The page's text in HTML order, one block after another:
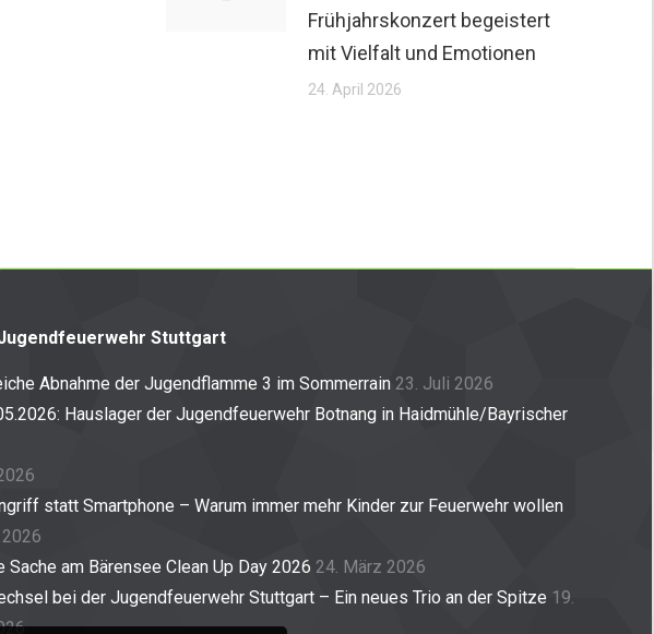
Frühjahrskonzert begeistert
mit Vielfalt und Emotionen
24. April 2026
Stuttgart
Abnahme der Jugendflamme 3 im Sommerrain 23. Juli 2026
Hauslager der Jugendfeuerwehr Botnang in Haidmühle/Bayrischer
statt Smartphone – Warum immer mehr Kinder zur Feuerwehr wollen
Sache am Bärensee Clean Up Day 2026 24. März 2026
bei der Jugendfeuerwehr Stuttgart – Ein neues Trio an der Spitze 19.